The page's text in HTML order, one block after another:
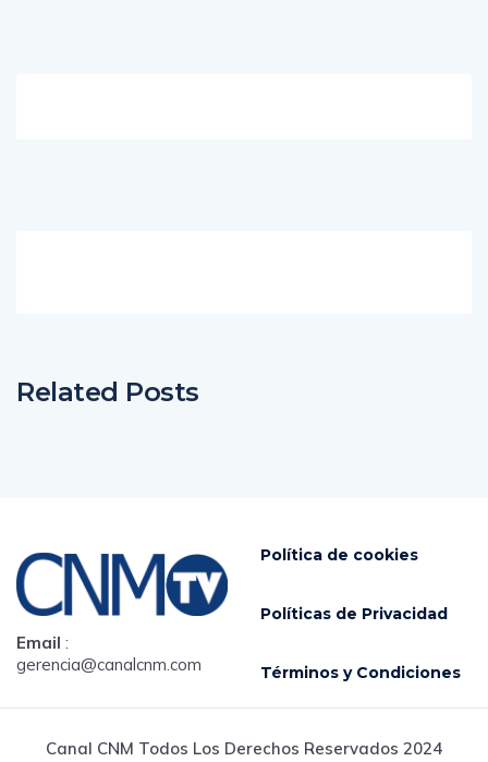
Related Posts
Email :
gerencia@canalcnm.com
Política de cookies
Políticas de Privacidad
Términos y Condiciones
Canal CNM Todos Los Derechos Reservados 2024